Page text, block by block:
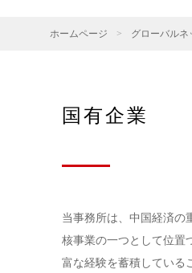
ホームページ > グローバルネ
国有企業
当事務所は、中国経済の
核事業の一つとして位置
富な経験を蓄積している